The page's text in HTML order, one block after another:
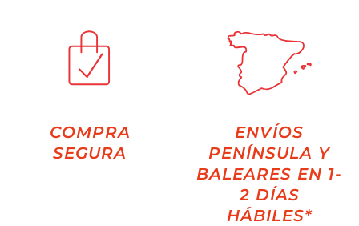
COMPRA
SEGURA
ENVÍOS
PENÍNSULA Y
BALEARES EN 1-
2 DÍAS
HÁBILES*